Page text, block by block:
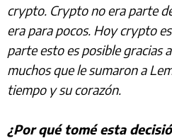
crypto. Crypto no era parte
era para pocos. Hoy crypto
parte esto es posible gracias
muchos que le sumaron a
tiempo y su corazón.
¿Por qué tomé esta